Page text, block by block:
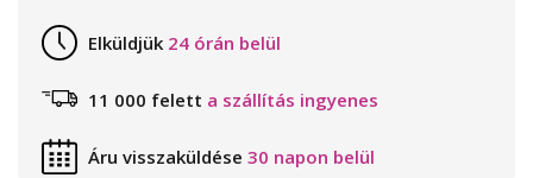
Elküldjük 24 órán belül
11 000 felett a szállítás ingyenes
Áru visszaküldése 30 napon belül